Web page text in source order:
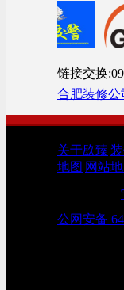
链接交换
合肥装修公
关于镹臻
地图 网站
公网安备